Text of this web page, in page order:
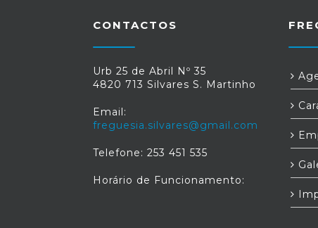
CONTACTOS
Urb 25 de Abril Nº 35
4820 713 Silvares S. Martinho
Email:
freguesia.silvares@gmail.com
Telefone: 253 451 535
Horário de Funcionamento: